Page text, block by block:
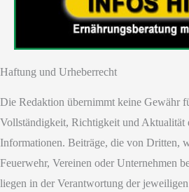
Haftung und Urheberrecht
Die Redaktion übernimmt keine Gewähr
Vollständigkeit, Richtigkeit und Aktualität
Informationen. Beiträge, die von Dritten,
Feuerwehr, Vereinen oder Unternehmen
liegen in der Verantwortung der jeweiligen